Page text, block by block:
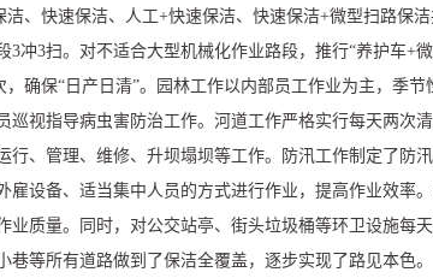
洁、快速保洁、人工+快速保洁、快速保洁+微型扫路保
3冲3扫。对不适合大型机械化作业路段，推行“养护车+
确保“日产日清”。园林工作以内部员工作业为主，季节
视指导病虫害防治工作。河道工作严格实行每天两次
、管理、维修、升坝塌坝等工作。防汛工作制定了防
设备、适当集中人员的方式进行作业，提高作业效率
质量。同时，对公交站亭、街头垃圾桶等环卫设施每
等所有道路做到了保洁全覆盖，逐步实现了路见本色。